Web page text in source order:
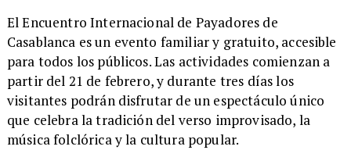
​El Encuentro Internacional de Payadores de
Casablanca es un evento familiar y gratuito, accesible
para todos los públicos. Las actividades comienzan a
partir del 21 de febrero, y durante tres días los
visitantes podrán disfrutar de un espectáculo único
que celebra la tradición del verso improvisado, la
música folclórica y la cultura popular.